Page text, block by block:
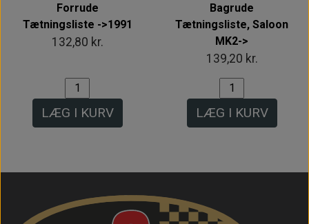
Forrude
Tætningsliste ->1991
132,80 kr.
LÆG I KURV
Bagrude
Tætningsliste, Saloon
MK2->
139,20 kr.
LÆG I KURV